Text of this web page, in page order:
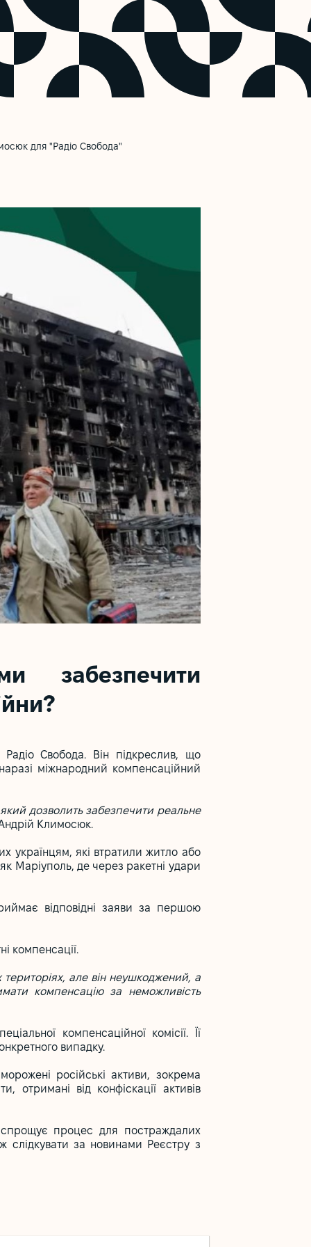
для "Радіо Свобода"
забезпечити
Свобода. Він підкреслив, що
міжнародний компенсаційний
дозволить забезпечити реальне
Климосюк.
українцям, які втратили житло або
Маріуполь, де через ракетні удари
відповідні заяви за першою
компенсації.
але він неушкоджений, а
компенсацію за неможливість
компенсаційної комісії. Її
випадку.
російські активи, зокрема
від конфіскації активів
процес для постраждалих
слідкувати за новинами Реєстру з